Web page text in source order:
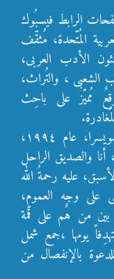
الرابط فيسبُوك
المُتّحدة، مُثقّف
الأدب العربى،
الشعبى ، والتُراث،
مُميّز على باحِث
٢- فى دعوة عشاء بداره فى چنيڤا/ سويسرا، عام ١٩٩٤،
والصديق الراحل
عليه رحمةُ الله
على وجه العموم،
بين من هٌم على قّمة
يومها ،جمع شمل
بالإنفصال من